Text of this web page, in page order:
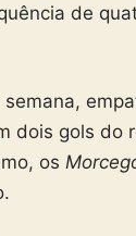
de
dois gols do
os